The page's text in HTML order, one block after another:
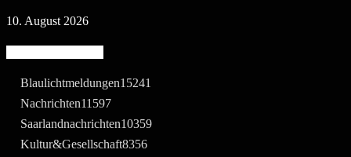
10. August 2026
Blaulichtmeldungen15241
Nachrichten11597
Saarlandnachrichten10359
Kultur&Gesellschaft8356